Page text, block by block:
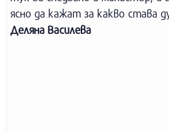
ясно да кажат за какво става
Деляна Василева